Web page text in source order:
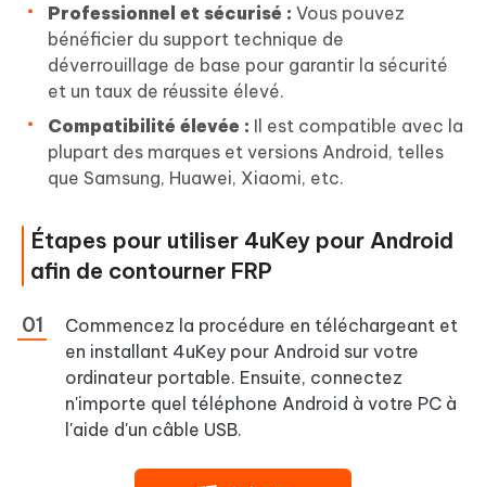
Professionnel et sécurisé : Vous pouvez
bénéficier du support technique de
déverrouillage de base pour garantir la sécurité
et un taux de réussite élevé.
Compatibilité élevée : Il est compatible avec la
plupart des marques et versions Android, telles
que Samsung, Huawei, Xiaomi, etc.
Étapes pour utiliser 4uKey pour Android
afin de contourner FRP
Commencez la procédure en téléchargeant et
en installant 4uKey pour Android sur votre
ordinateur portable. Ensuite, connectez
n'importe quel téléphone Android à votre PC à
l'aide d'un câble USB.